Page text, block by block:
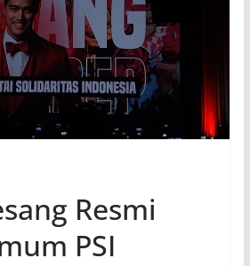
Resmi
PSI